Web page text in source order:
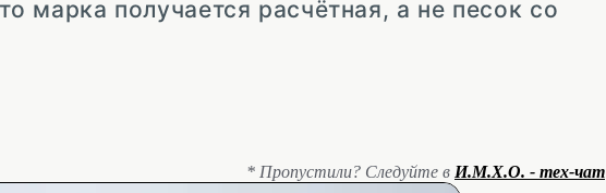
марка получается расчётная, а не песок со
* Пропустили? Следуйте в И.М.Х.О. - тех-чат